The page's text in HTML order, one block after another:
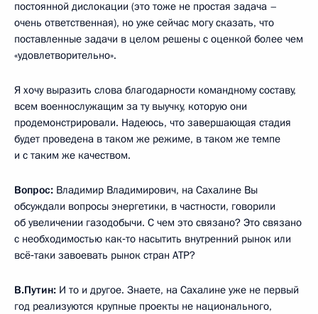
постоянной дислокации (это тоже не простая задача –
очень ответственная), но уже сейчас могу сказать, что
поставленные задачи в целом решены с оценкой более чем
«удовлетворительно».
Я хочу выразить слова благодарности командному составу,
всем военнослужащим за ту выучку, которую они
продемонстрировали. Надеюсь, что завершающая стадия
будет проведена в таком же режиме, в таком же темпе
и с таким же качеством.
Вопрос: Владимир Владимирович, на Сахалине Вы
обсуждали вопросы энергетики, в частности, говорили
об увеличении газодобычи. С чем это связано? Это связано
с необходимостью как‑то насытить внутренний рынок или
всё‑таки завоевать рынок стран АТР?
В.Путин: И то и другое. Знаете, на Сахалине уже не первый
год реализуются крупные проекты не национального,